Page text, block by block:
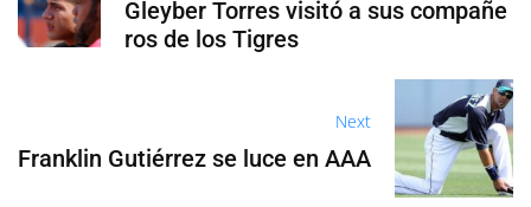
Gleyber Torres visitó a sus compañe
ros de los Tigres
Next
Franklin Gutiérrez se luce en AAA